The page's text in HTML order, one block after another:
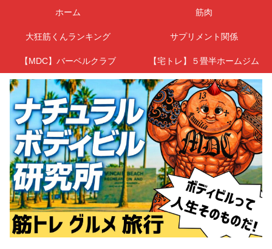
ホーム 筋肉
大狂筋くんランキング サプリメント関係
【MDC】バーベルクラブ 【宅トレ】５畳半ホームジム